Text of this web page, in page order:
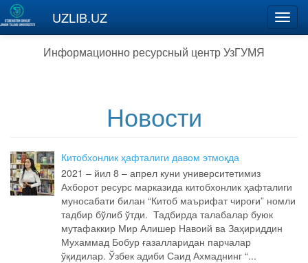
Перейти к основному содержанию
UZLIB.UZ
Информационно ресурсный центр УзГУМЯ
Новости
Китобхонлик ҳафталиги давом этмоқда
2021 – йил 8 – апрел куни университетимиз
Ахборот ресурс марказида китобхонлик ҳафталиги
муносабати билан “Китоб маърифат чироғи” номли
тадбир бўлиб ўтди. Тадбирда талабалар буюк
мутафаккир Мир Алишер Навоий ва Заҳириддин
Мухаммад Бобур ғазалларидан парчалар
ўқидилар. Ўзбек адиби Саид Ахмаднинг “...